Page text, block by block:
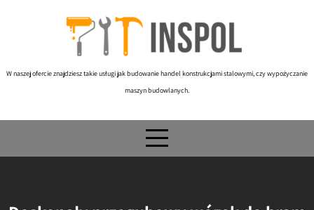
W naszej ofercie znajdziesz takie usługi jak budowanie handel konstrukcjami stalowymi, czy wypożyczanie
maszyn budowlanych.